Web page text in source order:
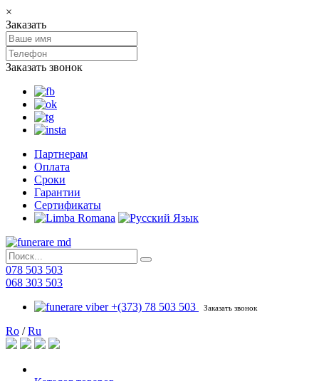
×
Заказать
Заказать звонок
Партнерам
Оплата
Сроки
Гарантии
Сертификаты
078 503 503
068 303 503
+(373) 78 503 503
Заказать звонок
Ro /Ru